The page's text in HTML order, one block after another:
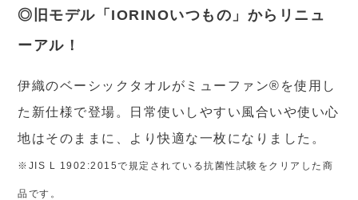
◎旧モデル「IORINOいつもの」からリニュ
ーアル！
伊織のベーシックタオルがミューファン®を使用し
た新仕様で登場。日常使いしやすい風合いや使い心
地はそのままに、より快適な一枚になりました。
※JIS L 1902:2015で規定されている抗菌性試験をクリアした商
品です。